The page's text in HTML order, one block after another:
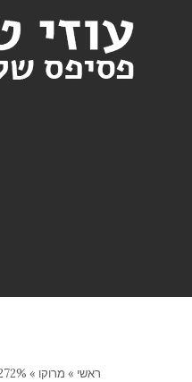
ראשי » מרוקו »
%d7%a9%d7%a7%d7%95%d7%a4%d7%99%d7%aa272